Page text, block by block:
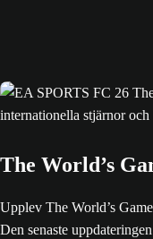
The World’s
Upplev The World’s
Den senaste